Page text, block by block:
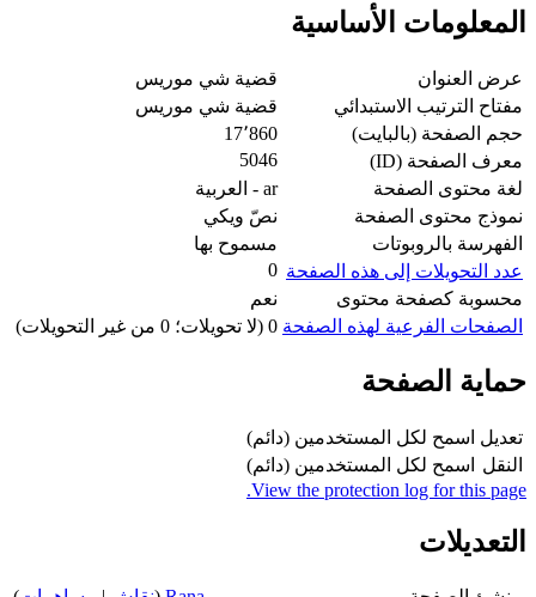
المعلومات الأساسية
عرض العنوان
قضية شي موريس
مفتاح الترتيب الاستبدائي
قضية شي موريس
حجم الصفحة (بالبايت)
17٬860
معرف الصفحة (ID)
5046
لغة محتوى الصفحة
ar - العربية
نموذج محتوى الصفحة
نصّ ويكي
الفهرسة بالروبوتات
مسموح بها
عدد التحويلات إلى هذه الصفحة 0
محسوبة كصفحة محتوى
نعم
الصفحات الفرعية لهذه الصفحة 0 (لا تحويلات؛ 0 من غير التحويلات)
حماية الصفحة
تعديل اسمح لكل المستخدمين (دائم)
النقل
اسمح لكل المستخدمين (دائم)
View the protection log for this page.
التعديلات